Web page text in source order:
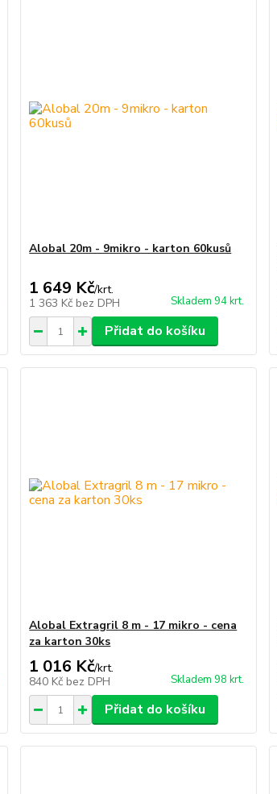
Alobal 20m - 9mikro - karton 60kusů
1 649 Kč/krt.
1 363 Kč bez DPH Skladem 94 krt.
Přidat do košíku
Alobal Extragril 8 m - 17 mikro - cena
za karton 30ks
1 016 Kč/krt.
840 Kč bez DPH Skladem 98 krt.
Přidat do košíku